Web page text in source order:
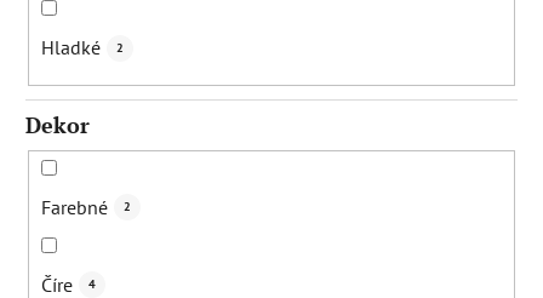
Hladké 2
Dekor
Farebné 2
Číre 4